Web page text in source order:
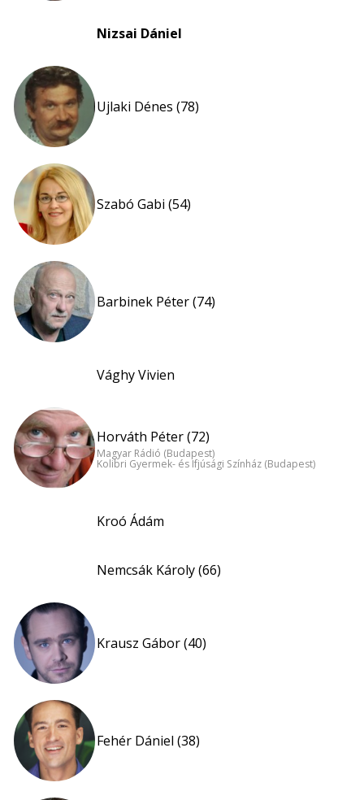
Nizsai Dániel
Ujlaki Dénes (78)
Szabó Gabi (54)
Barbinek Péter (74)
Vághy Vivien
Horváth Péter (72)
Magyar Rádió (Budapest)
Kolibri Gyermek- és Ifjúsági Színház (Budapest)
Kroó Ádám
Nemcsák Károly (66)
Krausz Gábor (40)
Fehér Dániel (38)